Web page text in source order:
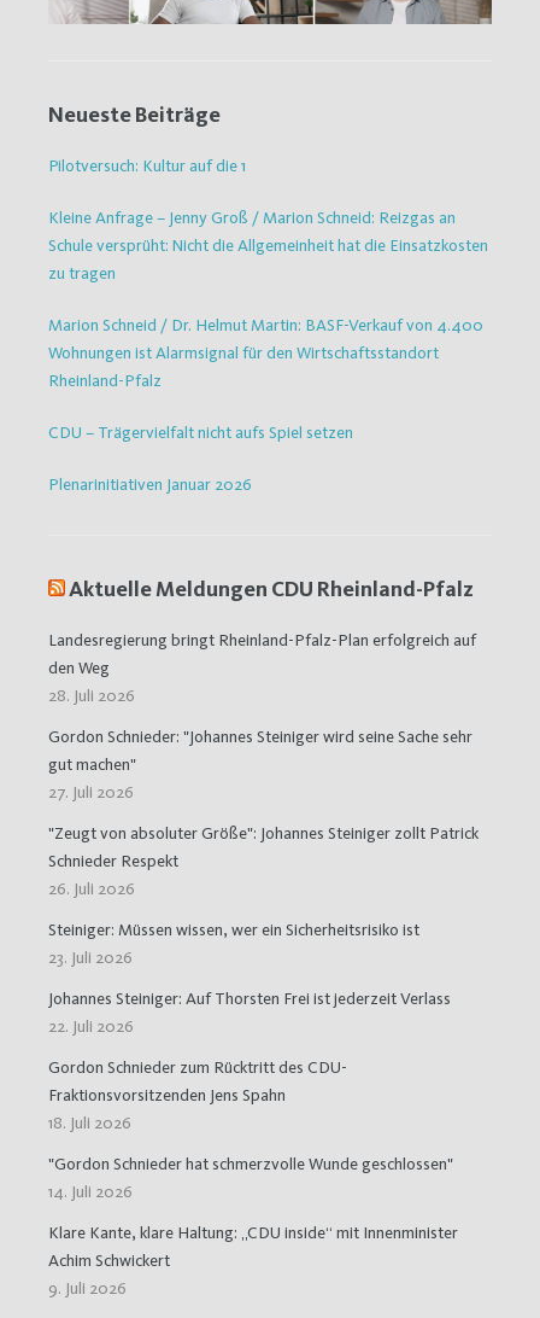
Neueste Beiträge
Pilotversuch: Kultur auf die 1
Kleine Anfrage – Jenny Groß / Marion Schneid: Reizgas an
Schule versprüht: Nicht die Allgemeinheit hat die Einsatzkosten
zu tragen
Marion Schneid / Dr. Helmut Martin: BASF-Verkauf von 4.400
Wohnungen ist Alarmsignal für den Wirtschaftsstandort
Rheinland-Pfalz
CDU – Trägervielfalt nicht aufs Spiel setzen
Plenarinitiativen Januar 2026
Aktuelle Meldungen CDU Rheinland-Pfalz
Landesregierung bringt Rheinland-Pfalz-Plan erfolgreich auf
den Weg
28. Juli 2026
Gordon Schnieder: "Johannes Steiniger wird seine Sache sehr
gut machen"
27. Juli 2026
"Zeugt von absoluter Größe": Johannes Steiniger zollt Patrick
Schnieder Respekt
26. Juli 2026
Steiniger: Müssen wissen, wer ein Sicherheitsrisiko ist
23. Juli 2026
Johannes Steiniger: Auf Thorsten Frei ist jederzeit Verlass
22. Juli 2026
Gordon Schnieder zum Rücktritt des CDU-
Fraktionsvorsitzenden Jens Spahn
18. Juli 2026
"Gordon Schnieder hat schmerzvolle Wunde geschlossen"
14. Juli 2026
Klare Kante, klare Haltung: „CDU inside“ mit Innenminister
Achim Schwickert
9. Juli 2026